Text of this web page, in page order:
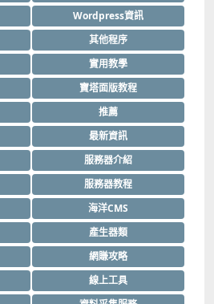
Wordpress資訊
其他程序
實用教學
寶塔面版教程
推薦
最新資訊
服務器介紹
服務器教程
海洋CMS
產生器類
網賺攻略
線上工具